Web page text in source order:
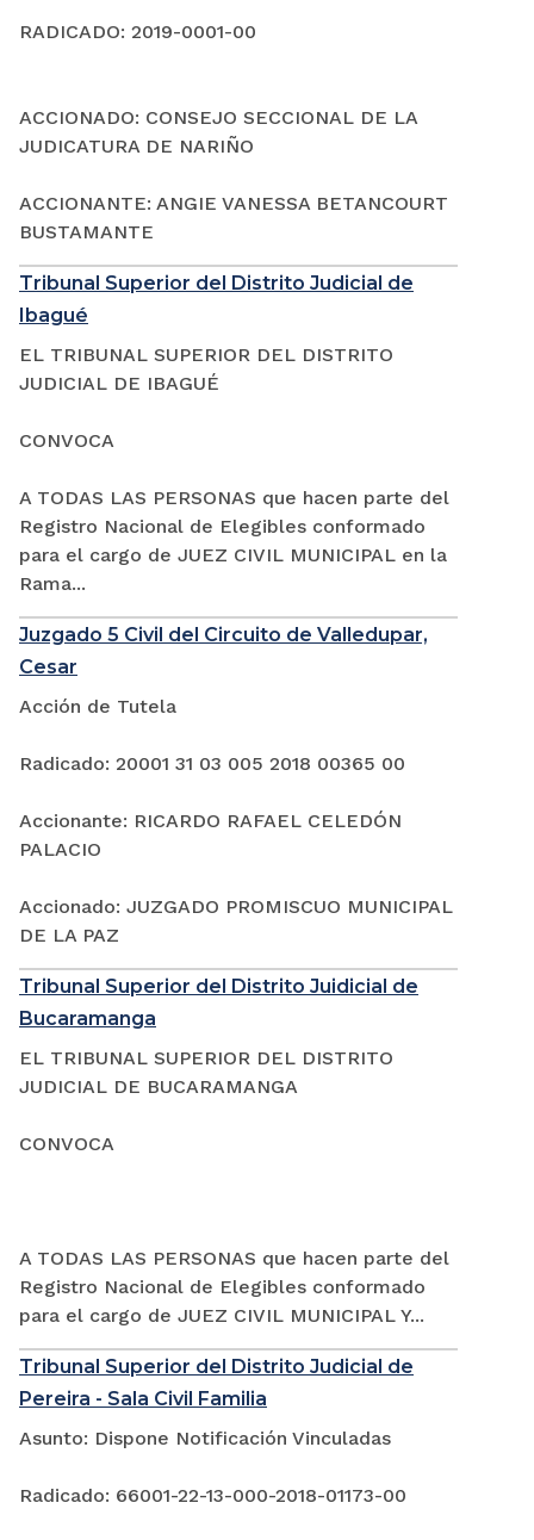
RADICADO: 2019-0001-00
ACCIONADO: CONSEJO SECCIONAL DE LA
JUDICATURA DE NARIÑO
ACCIONANTE: ANGIE VANESSA BETANCOURT
BUSTAMANTE
Tribunal Superior del Distrito Judicial de
Ibagué
EL TRIBUNAL SUPERIOR DEL DISTRITO
JUDICIAL DE IBAGUÉ
CONVOCA
A TODAS LAS PERSONAS que hacen parte del
Registro Nacional de Elegibles conformado
para el cargo de JUEZ CIVIL MUNICIPAL en la
Rama...
Juzgado 5 Civil del Circuito de Valledupar,
Cesar
Acción de Tutela
Radicado: 20001 31 03 005 2018 00365 00
Accionante: RICARDO RAFAEL CELEDÓN
PALACIO
Accionado: JUZGADO PROMISCUO MUNICIPAL
DE LA PAZ
Tribunal Superior del Distrito Juidicial de
Bucaramanga
EL TRIBUNAL SUPERIOR DEL DISTRITO
JUDICIAL DE BUCARAMANGA
CONVOCA
A TODAS LAS PERSONAS que hacen parte del
Registro Nacional de Elegibles conformado
para el cargo de JUEZ CIVIL MUNICIPAL Y...
Tribunal Superior del Distrito Judicial de
Pereira - Sala Civil Familia
Asunto: Dispone Notificación Vinculadas
Radicado: 66001-22-13-000-2018-01173-00